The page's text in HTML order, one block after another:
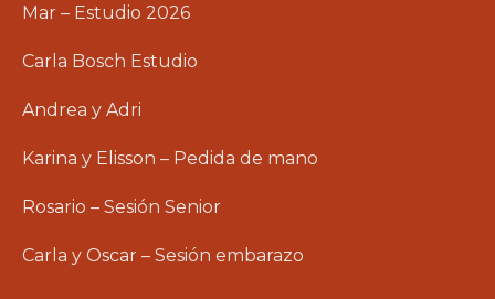
Mar – Estudio 2026
Carla Bosch Estudio
Andrea y Adri
Karina y Elisson – Pedida de mano
Rosario – Sesión Senior
Carla y Oscar – Sesión embarazo